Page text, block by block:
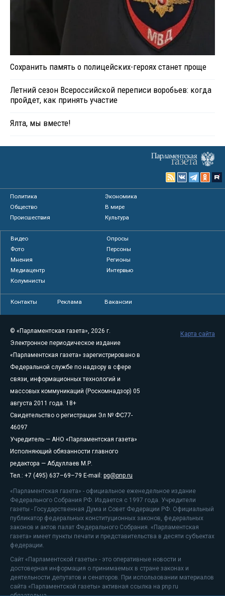
Сохранить память о полицейских-героях станет проще
Летний сезон Всероссийской переписи воробьев: когда
пройдет, как принять участие
Ялта, мы вместе!
Политика
Экономика
Общество
В мире
Происшествия
Культура
Видео
Опросы
Фото
Персоны
Мнения
Регионы
Медиацентр
Интервью
Колумнисты
Контакты Реклама Вакансии
© «Парламентская газета», 2026 г.
Электронное периодическое издание
«Парламентская газета» зарегистрировано в
Федеральной службе по надзору в сфере
связи, информационных технологий и
массовых коммуникаций (Роскомнадзор) 05
августа 2011 года. 18+
Свидетельство о регистрации Эл № ФС77-
46097
Учредитель — АНО «Парламентская газета»
Исполняющий обязанности главного
редактора — Абдуллаев М.Р.
Тел.: +7 (495) 637–69–79 E-mail: pg@pnp.ru
«Парламентская газета» - официальное еженедельное издание
Федерального Собрания РФ. Издается с 1997 года. Учредители
газеты - Государственная Дума и Совет Федерации РФ. Официальный
публикатор федеральных конституционных законов, федеральных
законов и актов палат Федерального Собрания. «Парламентская
газета» имеет пункты печати и представительства в десяти субъектах
федерации.
Сайт «Парламентской газеты» - это оперативные новости и
достоверная информация о принимаемых в стране законах и
деятельности депутатов и сенаторов. При использовании материалов
сайта «Парламентской газеты» активная ссылка на pnp.ru
Карта сайта